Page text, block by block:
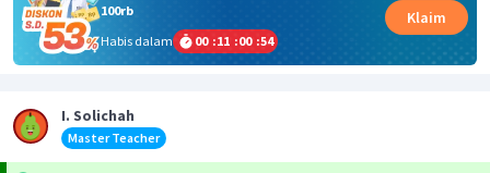
100rb
Habis dalam
00 :11 :00 :54
Klaim
I. Solichah
Master Teacher